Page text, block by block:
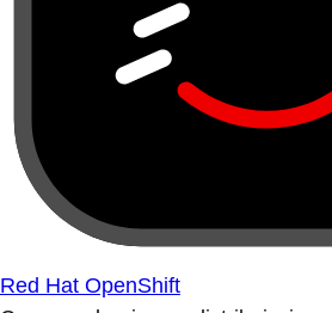
Red Hat OpenShift